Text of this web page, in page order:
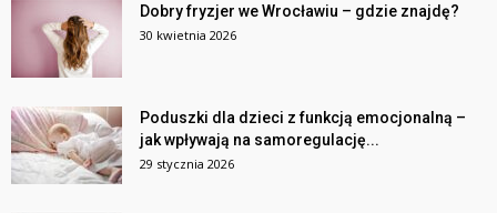
Dobry fryzjer we Wrocławiu – gdzie znajdę?
30 kwietnia 2026
Poduszki dla dzieci z funkcją emocjonalną –
jak wpływają na samoregulację...
29 stycznia 2026